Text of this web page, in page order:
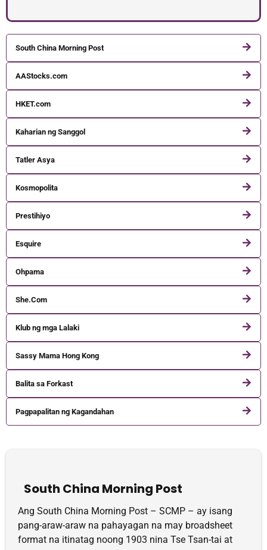
South China Morning Post
AAStocks.com
HKET.com
Kaharian ng Sanggol
Tatler Asya
Kosmopolita
Prestihiyo
Esquire
Ohpama
She.Com
Klub ng mga Lalaki
Sassy Mama Hong Kong
Balita sa Forkast
Pagpapalitan ng Kagandahan
South China Morning Post
Ang South China Morning Post – SCMP – ay isang
pang-araw-araw na pahayagan na may broadsheet
format na itinatag noong 1903 nina Tse Tsan-tai at